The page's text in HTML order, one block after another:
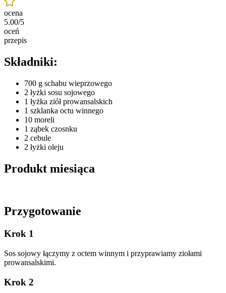
ocena
5.00/5
oceń
przepis
Składniki:
700 g schabu wieprzowego
2 łyżki sosu sojowego
1 łyżka ziół prowansalskich
1 szklanka octu winnego
10 moreli
1 ząbek czosnku
2 cebule
2 łyżki oleju
Produkt miesiąca
Przygotowanie
Krok 1
Sos sojowy łączymy z octem winnym i przyprawiamy ziołami
prowansalskimi.
Krok 2